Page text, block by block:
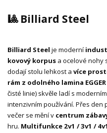
🎱 Billiard Steel
Billiard Steel je moderní
kovový korpus a ocelové nohy
dodají stolu lehkost a více
rám z odolného lamina EGGER
čisté linie) skvěle ladí s
intenzivním používání. Přes den
večer se mění v centrum
hru. Multifunkce 2v1 / 3v1 / 4v1